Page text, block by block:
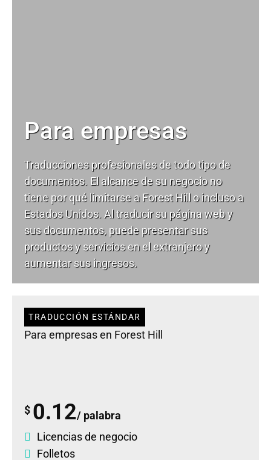
Para empresas
Traducciones profesionales de todo tipo de
documentos. El alcance de su negocio no
tiene por qué limitarse a Forest Hill o incluso a
Estados Unidos. Al traducir su página web y
sus documentos, puede presentar sus
productos y servicios en el extranjero y
aumentar sus ingresos.
TRADUCCIÓN ESTÁNDAR
Para empresas en Forest Hill
$ 0.12/ palabra
Licencias de negocio
Folletos